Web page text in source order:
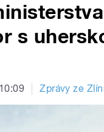
s
Zprávy ze